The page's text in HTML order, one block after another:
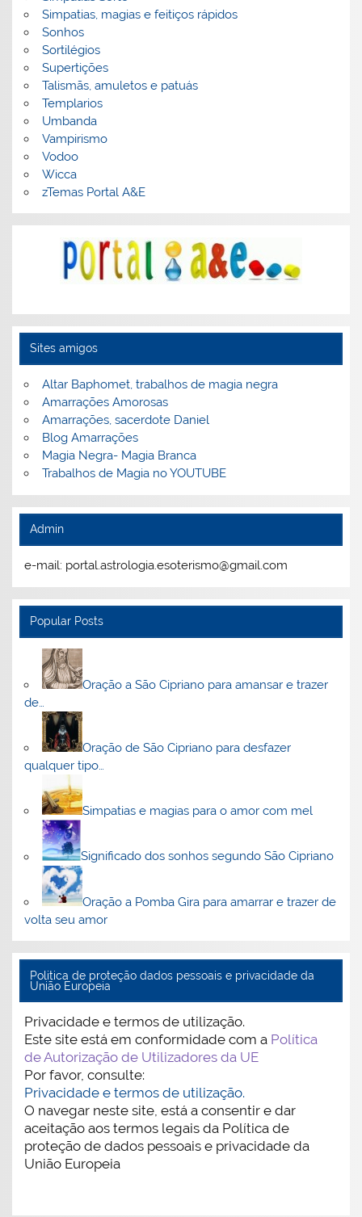
Simpatias, magias e feitiços rápidos
Sonhos
Sortilégios
Supertições
Talismãs, amuletos e patuás
Templarios
Umbanda
Vampirismo
Vodoo
Wicca
zTemas Portal A&E
Sites amigos
Altar Baphomet, trabalhos de magia negra
Amarrações Amorosas
Amarrações, sacerdote Daniel
Blog Amarrações
Magia Negra- Magia Branca
Trabalhos de Magia no YOUTUBE
Admin
e-mail: portal.astrologia.esoterismo@gmail.com
Popular Posts
Oração a São Cipriano para amansar e trazer
de…
Oração de São Cipriano para desfazer
qualquer tipo…
Simpatias e magias para o amor com mel
Significado dos sonhos segundo São Cipriano
Oração a Pomba Gira para amarrar e trazer de
volta seu amor
Politica de proteção dados pessoais e privacidade da
União Europeia
Privacidade e termos de utilização.
Este site está em conformidade com a Política
de Autorização de Utilizadores da UE
Por favor, consulte:
Privacidade e termos de utilização.
O navegar neste site, está a consentir e dar
aceitação aos termos legais da Política de
proteção de dados pessoais e privacidade da
União Europeia